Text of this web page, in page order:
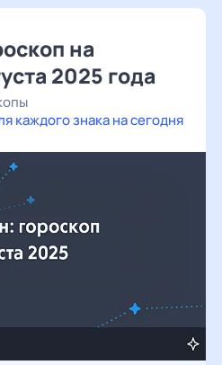
на
2025 года
каждого знака на сегодня